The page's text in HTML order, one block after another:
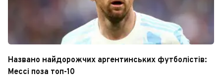
Названо найдорожчих аргентинських футболістів:
Мессі поза топ-10